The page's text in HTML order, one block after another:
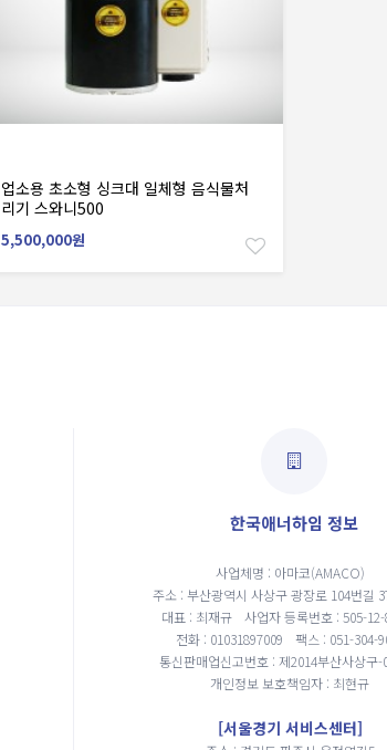
업소용 초소형 싱크대 일체형 음식물처
리기 스와니500
5,500,000원
한국애너하임 정보
사업체명 : 아마코(AMACO)
주소 : 부산광역시 사상구 광장로 104번길
대표 : 최재규
사업자 등록번호 : 505-
전화 : 01031897009
팩스 : 051-304-
통신판매업신고번호 : 제2014부산사상구-
개인정보 보호책임자 : 최현규
[서울경기 서비스센터]